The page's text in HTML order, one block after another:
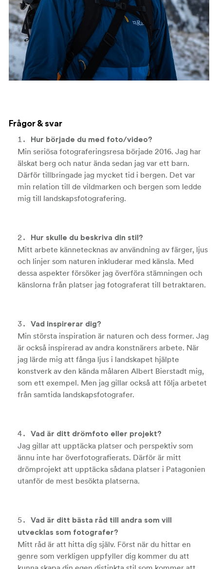
Frågor & svar
Hur började du med foto/video?
Min seriösa fotograferingsresa började 2016. Jag har
älskat berg och natur ända sedan jag var ett barn.
Därför tillbringade jag mycket tid i bergen. Det var
min relation till de vildmarken och bergen som ledde
mig till landskapsfotografering.
Hur skulle du beskriva din stil?
Mitt arbete kännetecknas av användning av färger, ljus
och linjer som naturen inkluderar med känsla. Med
dessa aspekter försöker jag överföra stämningen och
känslorna från platser jag fotograferat till betraktaren.
Vad inspirerar dig?
Min största inspiration är naturen och dess former. Jag
är också inspirerad av andra konstnärers arbete. När
jag lärde mig att fånga ljus i landskapet hjälpte
konstverk av den kända målaren Albert Bierstadt mig,
som ett exempel. Men jag gillar också att följa arbetet
från samtida landskapsfotografer.
Vad är ditt drömfoto eller projekt?
Jag gillar att upptäcka platser och perspektiv som
ännu inte har överfotografierats. Därför är mitt
drömprojekt att upptäcka sådana platser i Patagonien
utanför de mest besökta platserna.
Vad är ditt bästa råd till andra som vill
utvecklas som fotografer?
Mitt råd är att hitta dig själv. Först när du hittar en
genre som verkligen uppfyller dig kommer du att